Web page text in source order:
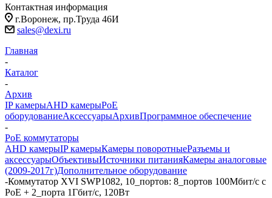
Контактная информация
г.Воронеж, пр.Труда 46И
sales@dexi.ru
Главная
-
Каталог
-
Архив
IP камерыAHD камерыPoE
оборудованиеАксессуарыАрхивПрограммное обеспечение
-
PoE коммутаторы
AHD камерыIP камерыКамеры поворотныеРазъемы и
аксессуарыОбъективыИсточники питанияКамеры аналоговые
(2009-2017г)Дополнительное оборудование
-Коммутатор XVI SWP1082, 10_портов: 8_портов 100Мбит/c с
PoE + 2_порта 1Гбит/с, 120Вт